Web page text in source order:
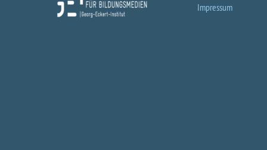
Impressum